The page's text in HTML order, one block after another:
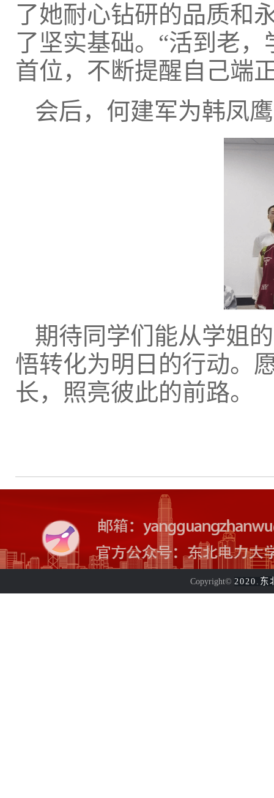
了她耐心钻研的品质和
了坚实基础。“活到老
首位，不断提醒自己端
会后，何建军为韩凤
期待同学们能从学姐
悟转化为明日的行动。
长，照亮彼此的前路。
Copyright© 2020. 东